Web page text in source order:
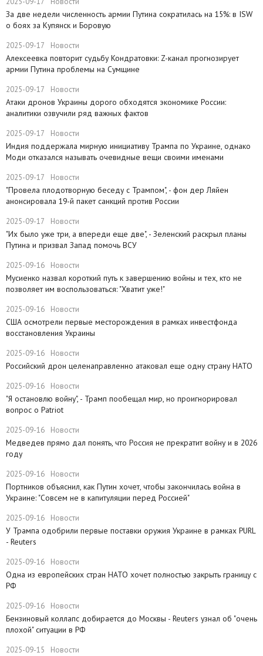
​За две недели численность армии Путина сократилась на 15%: в ISW
о боях за Купянск и Боровую
2025-09-17 Новости
​Алексеевка повторит судьбу Кондратовки: Z-канал прогнозирует
армии Путина проблемы на Сумщине
2025-09-17 Новости
​Атаки дронов Украины дорого обходятся экономике России:
аналитики озвучили ряд важных фактов
2025-09-17 Новости
​Индия поддержала мирную инициативу Трампа по Украине, однако
Моди отказался называть очевидные вещи своими именами
2025-09-17 Новости
​"Провела плодотворную беседу с Трампом", - фон дер Ляйен
анонсировала 19-й пакет санкций против России
2025-09-17 Новости
​"Их было уже три, а впереди еще две", - Зеленский раскрыл планы
Путина и призвал Запад помочь ВСУ
2025-09-16 Новости
Мусиенко назвал короткий путь к завершению войны и тех, кто не
позволяет им воспользоваться: "Хватит уже!"
2025-09-16 Новости
США осмотрели первые месторождения в рамках инвестфонда
восстановления Украины
2025-09-16 Новости
Российский дрон целенаправленно атаковал еще одну страну НАТО
2025-09-16 Новости
​"Я остановлю войну", - Трамп пообещал мир, но проигнорировал
вопрос о Patriot
2025-09-16 Новости
Медведев прямо дал понять, что Россия не прекратит войну и в 2026
году
2025-09-16 Новости
Портников объяснил, как Путин хочет, чтобы закончилась война в
Украине: "Совсем не в капитуляции перед Россией"
2025-09-16 Новости
У Трампа одобрили первые поставки оружия Украине в рамках PURL
- Reuters
2025-09-16 Новости
Одна из европейских стран НАТО хочет полностью закрыть границу с
РФ
2025-09-16 Новости
​Бензиновый коллапс добирается до Москвы - Reuters узнал об "очень
плохой" ситуации в РФ
2025-09-15 Новости